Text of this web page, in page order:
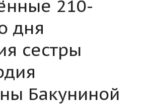
210-
дня
сестры
Бакуниной